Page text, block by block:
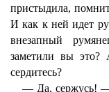
пристыдила,
И как к ней идет
внезапный
заметили вы
сердитесь?
— Да, сержусь! —